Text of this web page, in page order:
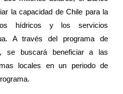
la capacidad de Chile para la
hídricos y los servicios
A través del programa de
se buscará beneficiar a las
locales en un periodo de